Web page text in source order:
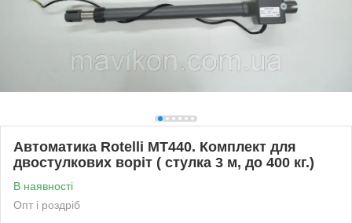
Автоматика Rotelli MT440. Комплект для
двостулкових воріт ( стулка 3 м, до 400 кг.)
В наявності
Опт і роздріб